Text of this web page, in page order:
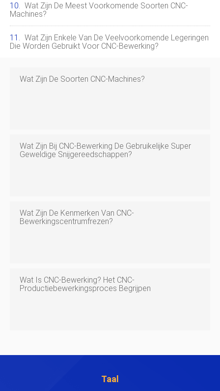
Wat Zijn De Meest Voorkomende Soorten CNC-
Machines?
Wat Zijn Enkele Van De Veelvoorkomende Legeringen
Die Worden Gebruikt Voor CNC-Bewerking?
Wat Zijn De Soorten CNC-Machines?
Wat Zijn Bij CNC-Bewerking De Gebruikelijke Super
Geweldige Snijgereedschappen?
Wat Zijn De Kenmerken Van CNC-
Bewerkingscentrumfrezen?
Wat Is CNC-Bewerking? Het CNC-
Productiebewerkingsproces Begrijpen
Taal